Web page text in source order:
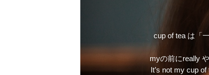
cup of tea は「
myの前にreally
It’s not my cup